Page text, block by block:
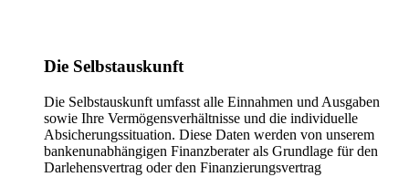
Die Selbstauskunft
Die Selbstauskunft umfasst alle Einnahmen und Ausgaben
sowie Ihre Vermögensverhältnisse und die individuelle
Absicherungssituation. Diese Daten werden von unserem
bankenunabhängigen Finanzberater als Grundlage für den
Darlehensvertrag oder den Finanzierungsvertrag